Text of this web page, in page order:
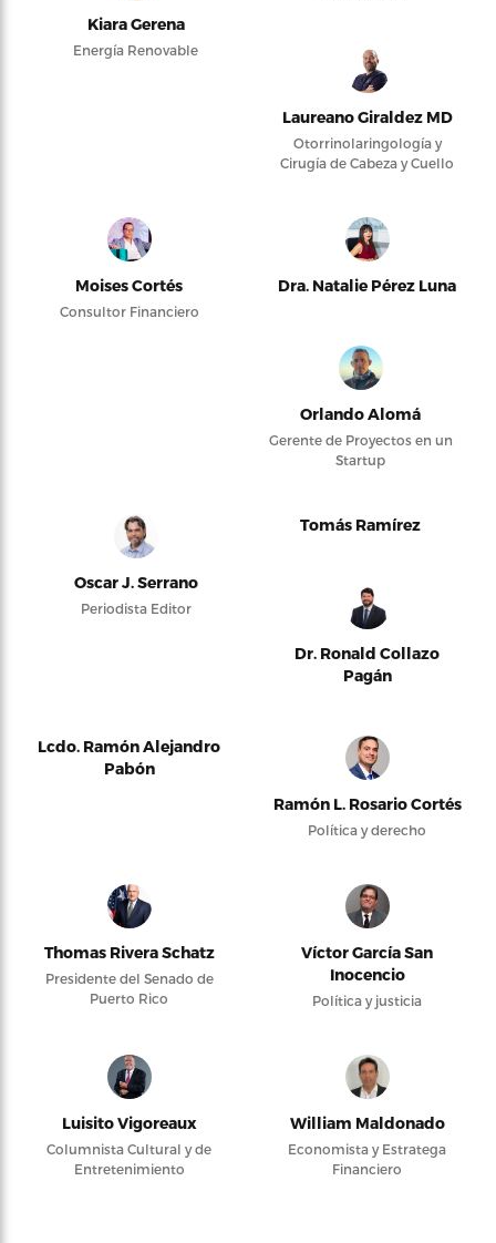
Kiara Gerena
Energía Renovable
Laureano Giraldez MD
Otorrinolaringología y
Cirugía de Cabeza y Cuello
Moises Cortés
Consultor Financiero
Dra. Natalie Pérez Luna
Orlando Alomá
Gerente de Proyectos en un
Startup
Oscar J. Serrano
Periodista Editor
Tomás Ramírez
Dr. Ronald Collazo
Pagán
Lcdo. Ramón Alejandro
Pabón
Ramón L. Rosario Cortés
Política y derecho
Thomas Rivera Schatz
Presidente del Senado de
Puerto Rico
Víctor García San
Inocencio
Política y justicia
Luisito Vigoreaux
Columnista Cultural y de
Entretenimiento
William Maldonado
Economista y Estratega
Financiero